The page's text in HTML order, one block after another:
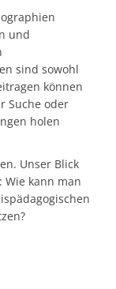
und
sind sowohl
können
Suche oder
holen
Unser Blick
kann man